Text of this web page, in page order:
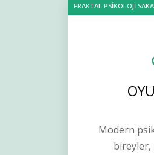
Modern
bireyler,
FRAKTAL PSİKOLOJİ